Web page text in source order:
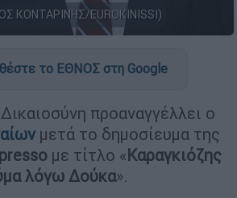
ΚΟΝΤΑΡΙΝΗΣ/EUROKINISSI)
το ΕΘΝΟΣ στη Google
προαναγγέλλει ο
μετά το δημοσίευμα της
με τίτλο «Καραγκιόζης
λόγω Δούκα».